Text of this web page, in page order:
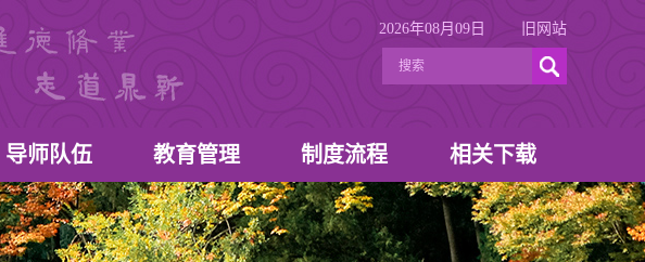
2026年08月09日 旧网站
导师队伍 教育管理 制度流程 相关下载